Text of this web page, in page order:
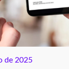
de 2025